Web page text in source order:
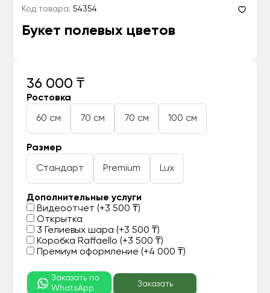
Код товара: 54354
Букет полевых цветов
36 000 ₸
Ростовка
60 см 70 см 70 см 100 см
Размер
Стандарт Premium Lux
Дополнительные услуги
Видеоотчет (+3 500 ₸)
Открытка
3 Гелиевых шара (+3 500 ₸)
Коробка Raffaello (+3 500 ₸)
Премиум оформление (+4 000 ₸)
Заказать по
WhatsApp
Заказать